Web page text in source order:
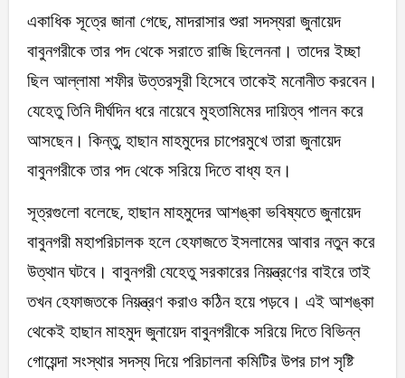
একাধিক সূত্রে জানা গেছে, মাদরাসার শুরা সদস্যরা জুনায়েদ
বাবুনগরীকে তার পদ থেকে সরাতে রাজি ছিলেননা। তাদের ইচ্ছা
ছিল আল্লামা শফীর উত্তরসূরী হিসেবে তাকেই মনোনীত করবেন।
যেহেতু তিনি দীর্ঘদিন ধরে নায়েবে মুহতামিমের দায়িত্ব পালন করে
আসছেন। কিন্তু, হাছান মাহমুদের চাপেরমুখে তারা জুনায়েদ
বাবুনগরীকে তার পদ থেকে সরিয়ে দিতে বাধ্য হন।
সূত্রগুলো বলেছে, হাছান মাহমুদের আশঙ্কা ভবিষ্যতে জুনায়েদ
বাবুনগরী মহাপরিচালক হলে হেফাজতে ইসলামের আবার নতুন করে
উত্থান ঘটবে। বাবুনগরী যেহেতু সরকারের নিয়ন্ত্রণের বাইরে তাই
তখন হেফাজতকে নিয়ন্ত্রণ করাও কঠিন হয়ে পড়বে। এই আশঙ্কা
থেকেই হাছান মাহমুদ জুনায়েদ বাবুনগরীকে সরিয়ে দিতে বিভিন্ন
গোয়েন্দা সংস্থার সদস্য দিয়ে পরিচালনা কমিটির উপর চাপ সৃষ্টি